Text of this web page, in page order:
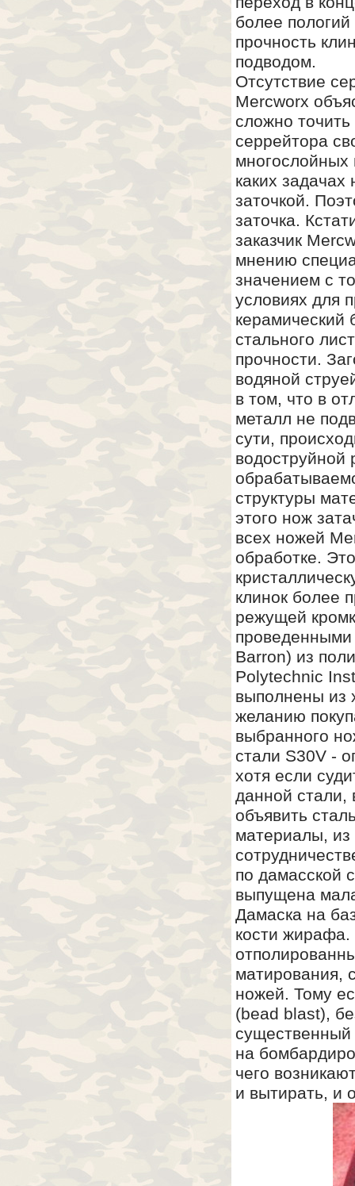
более
прочность
подводом.
Отсутствие
Mercworx
сложно
серрейтора
многослойных
каких
заточкой.
заточка.
заказчик
мнению
значением с
условиях для
керамический
стального
прочности.
водяной
в том, что в
металл не
сути,
водоструйной
структуры
этого нож
всех ножей
обработке.
клинок более
режущей
Barron) из
Polytechnic
выполнены из
желанию
выбранного
стали S30V -
хотя если
данной
объявить
материалы, из
по дамасской
выпущена
Дамаска на
кости
матирования,
ножей. Тому
(bead blast),
существенный
на
чего
и вытирать, и